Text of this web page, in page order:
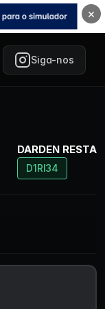
×
Siga-nos
DARDEN RESTA
D1RI34